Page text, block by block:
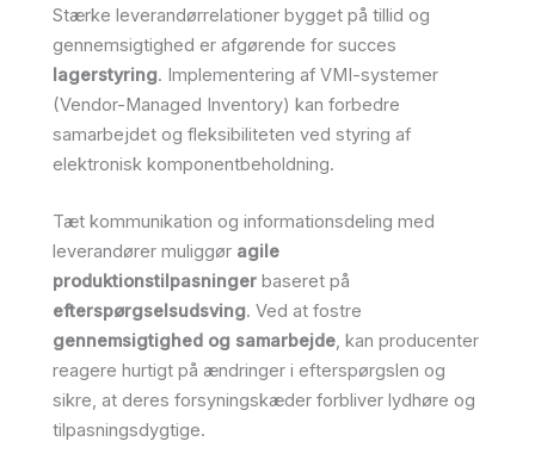
Stærke leverandørrelationer bygget på tillid og
gennemsigtighed er afgørende for succes
lagerstyring. Implementering af VMI-systemer
(Vendor-Managed Inventory) kan forbedre
samarbejdet og fleksibiliteten ved styring af
elektronisk komponentbeholdning.
Tæt kommunikation og informationsdeling med
leverandører muliggør agile
produktionstilpasninger baseret på
efterspørgselsudsving. Ved at fostre
gennemsigtighed og samarbejde, kan producenter
reagere hurtigt på ændringer i efterspørgslen og
sikre, at deres forsyningskæder forbliver lydhøre og
tilpasningsdygtige.